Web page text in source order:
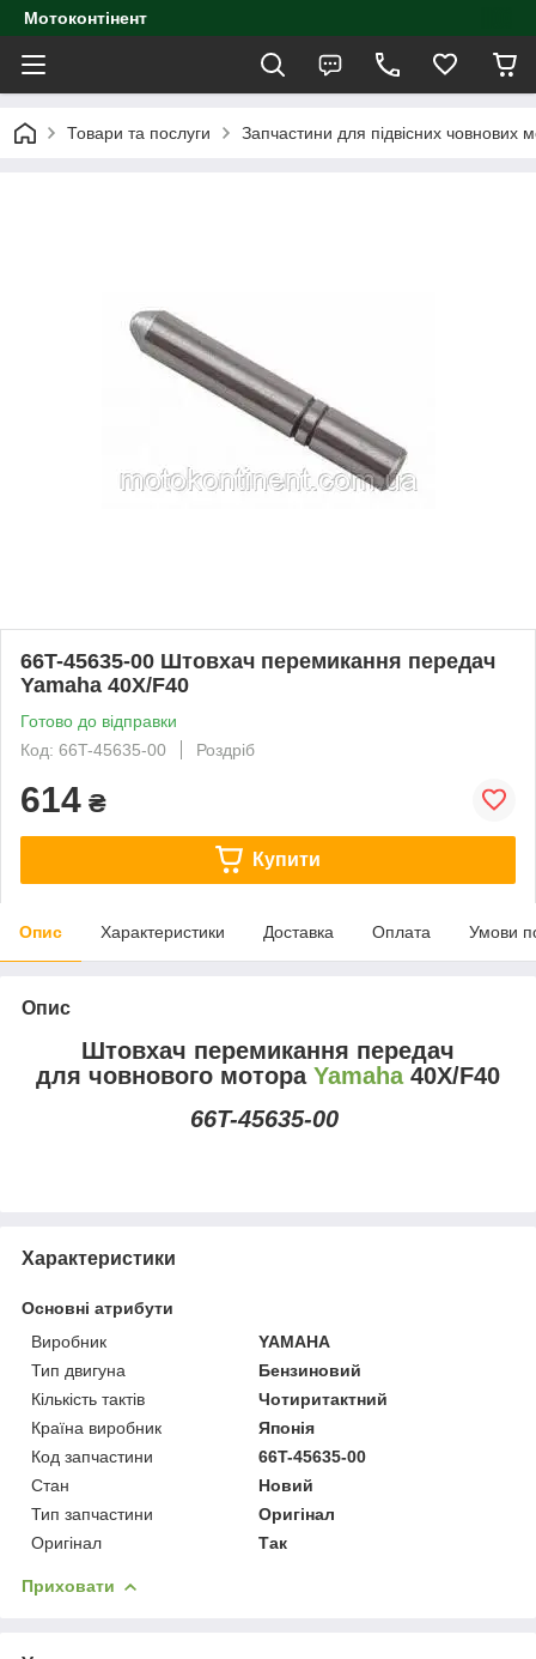
Мотоконтінент
Товари та послуги Запчастини для підвісних човнових
66T-45635-00 Штовхач перемикання передач
Yamaha 40X/F40
Готово до відправки
Код: 66T-45635-00
Роздріб
614 ₴
Купити
Опис Характеристики Доставка Оплата Умови
Опис
Штовхач перемикання передач
для човнового мотора Yamaha40X/F40
66T-45635-00
Характеристики
Основні атрибути
Виробник
YAMAHA
Тип двигуна
Бензиновий
Кількість тактів
Чотиритактний
Країна виробник
Японія
Код запчастини
66T-45635-00
Стан
Новий
Тип запчастини
Оригінал
Оригінал
Так
Приховати